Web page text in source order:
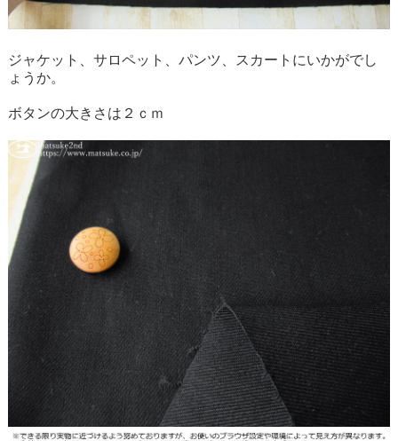
ジャケット、サロペット、パンツ、スカートにいかがでし
ょうか。
ボタンの大きさは２ｃｍ